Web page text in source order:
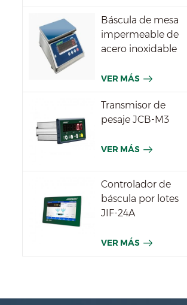
Báscula de mesa
impermeable de
acero inoxidable
VER MÁS
Transmisor de
pesaje JCB-M3
VER MÁS
Controlador de
báscula por lotes
JIF-24A
VER MÁS